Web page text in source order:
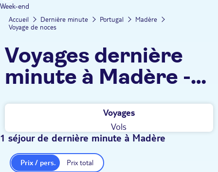
Week-end
Accueil Dernière minute Portugal
Madère
Voyage de noces
Voyages dernière
minute à Madère -
Voyage de noces
Voyages
Vols
1 séjour de dernière minute à Madère
Prix total
Prix / pers.